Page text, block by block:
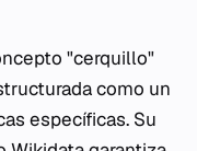
"cerquillo"
como un
específicas. Su